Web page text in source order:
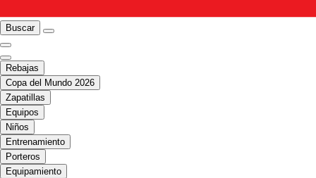
Buscar
Rebajas
Copa del Mundo 2026
Zapatillas
Equipos
Niños
Entrenamiento
Porteros
Equipamiento